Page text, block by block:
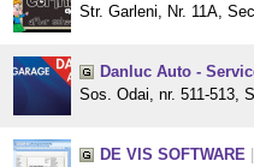
Str. Garleni, Nr. 11A,
Danluc Auto -
Sos. Odai, nr. 511-513,
DE VIS SOFTWARE